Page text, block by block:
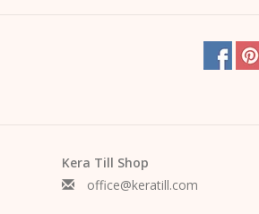
Kera Till Shop
office@keratill.com